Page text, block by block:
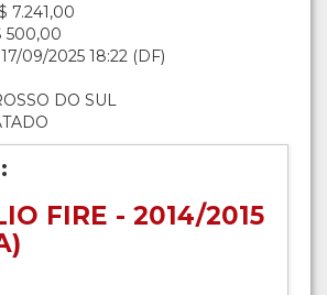
7.241,00
500,00
17/09/2025 18:22 (DF)
DO SUL
FIRE - 2014/2015